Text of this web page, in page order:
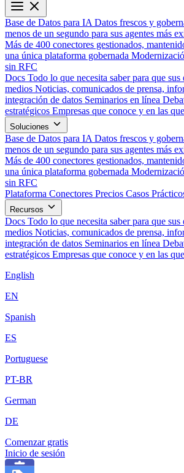
Base de Datos para IA Datos frescos y
menos de un segundo para sus agentes más
Más de 400 conectores gestionados,
una única plataforma gobernada
sin RFC
Docs Todo lo que necesita saber para que sus
medios Noticias, comunicados de prensa,
integración de datos Seminarios en línea
estratégicos Empresas que conoce y en las
Soluciones
Base de Datos para IA Datos frescos y
menos de un segundo para sus agentes más
Más de 400 conectores gestionados,
una única plataforma gobernada
sin RFC
Plataforma Conectores Precios Casos
Recursos
Docs Todo lo que necesita saber para que sus
medios Noticias, comunicados de prensa,
integración de datos Seminarios en línea
estratégicos Empresas que conoce y en las
English
EN
Spanish
ES
Portuguese
PT-BR
German
DE
Comenzar gratis
Inicio de sesión